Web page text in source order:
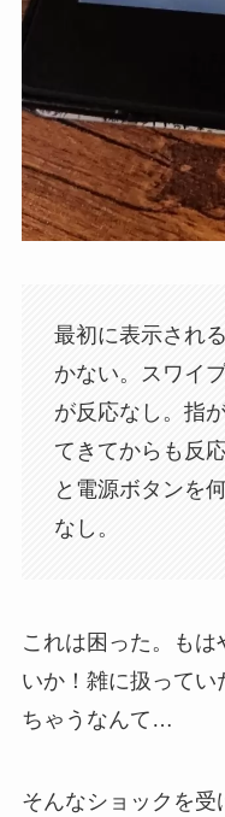
最初に表示され
かない。スワイ
が反応なし。指
てきてからも反
と電源ボタンを
なし。
これは困った。も
いか！雑に扱って
ちゃうなんて…
そんなショックを受